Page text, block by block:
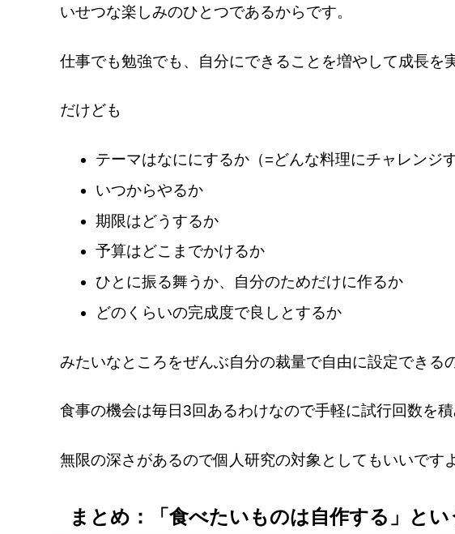
いせつな楽しみのひとつであるからです。
仕事でも勉強でも、自分にできることを増やして成長を
だけども
テーマはなににするか（=どんな料理にチャレンジす
いつからやるか
期限はどうするか
予算はどこまでかけるか
ひとに振る舞うか、自分のためだけに作るか
どのくらいの完成度で良しとするか
みたいなところをぜんぶ自分の裁量で自由に設定できる
食事の機会は毎日3回あるわけなので手軽に試行回数を積
無限の深さがあるので個人研究の対象としてもいいです
まとめ：「食べたいものは自作する」とい